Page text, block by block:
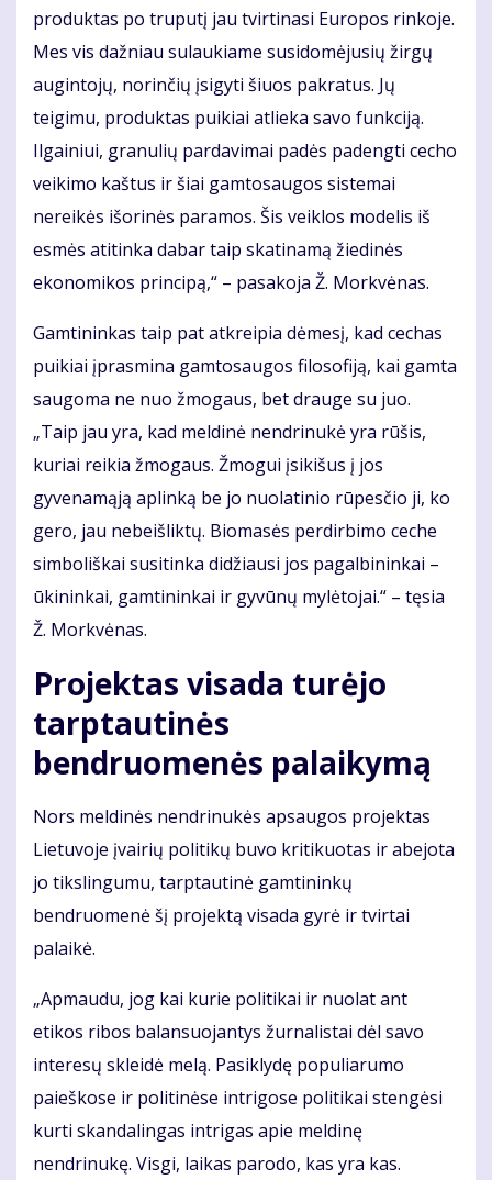
produktas po truputį jau tvirtinasi Europos rinkoje.
Mes vis dažniau sulaukiame susidomėjusių žirgų
augintojų, norinčių įsigyti šiuos pakratus. Jų
teigimu, produktas puikiai atlieka savo funkciją.
Ilgainiui, granulių pardavimai padės padengti cecho
veikimo kaštus ir šiai gamtosaugos sistemai
nereikės išorinės paramos. Šis veiklos modelis iš
esmės atitinka dabar taip skatinamą žiedinės
ekonomikos principą,“ – pasakoja Ž. Morkvėnas.
Gamtininkas taip pat atkreipia dėmesį, kad cechas
puikiai įprasmina gamtosaugos filosofiją, kai gamta
saugoma ne nuo žmogaus, bet drauge su juo.
„Taip jau yra, kad meldinė nendrinukė yra rūšis,
kuriai reikia žmogaus. Žmogui įsikišus į jos
gyvenamąją aplinką be jo nuolatinio rūpesčio ji, ko
gero, jau nebeišliktų. Biomasės perdirbimo ceche
simboliškai susitinka didžiausi jos pagalbininkai –
ūkininkai, gamtininkai ir gyvūnų mylėtojai.“ – tęsia
Ž. Morkvėnas.
Projektas visada turėjo
tarptautinės
bendruomenės palaikymą
Nors meldinės nendrinukės apsaugos projektas
Lietuvoje įvairių politikų buvo kritikuotas ir abejota
jo tikslingumu, tarptautinė gamtininkų
bendruomenė šį projektą visada gyrė ir tvirtai
palaikė.
„Apmaudu, jog kai kurie politikai ir nuolat ant
etikos ribos balansuojantys žurnalistai dėl savo
interesų skleidė melą. Pasiklydę populiarumo
paieškose ir politinėse intrigose politikai stengėsi
kurti skandalingas intrigas apie meldinę
nendrinukę. Visgi, laikas parodo, kas yra kas.